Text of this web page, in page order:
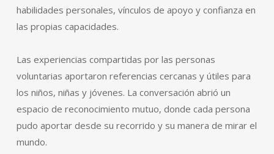
habilidades personales, vínculos de apoyo y confianza en
las propias capacidades.
Las experiencias compartidas por las personas
voluntarias aportaron referencias cercanas y útiles para
los niños, niñas y jóvenes. La conversación abrió un
espacio de reconocimiento mutuo, donde cada persona
pudo aportar desde su recorrido y su manera de mirar el
mundo.